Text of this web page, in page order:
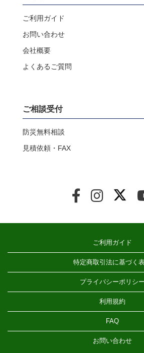
ご利用ガイド
お問い合わせ
会社概要
よくあるご質問
ご相談受付
防災無料相談
見積依頼・FAX
ご利用ガイド
特定商取引法に基づく
プライバシーポリシー
利用規約
FAQ
お問い合わせ